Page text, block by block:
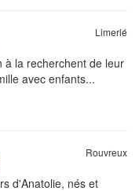
Limerlé
à la recherchent de leur
avec enfants...
Rouvreux
d'Anatolie, nés et